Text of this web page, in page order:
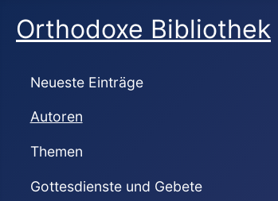
Orthodoxe Bibliothek
Neueste Einträge
Autoren
Themen
Gottesdienste und Gebete